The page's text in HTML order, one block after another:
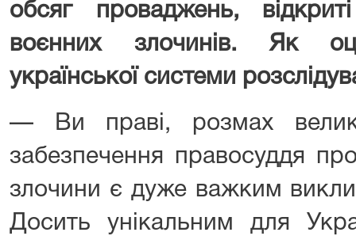
обсяг проваджень,
воєнних злочинів. Як
української системи
— Ви праві, розмах
забезпечення правосуддя
злочини є дуже важким
Досить унікальним для